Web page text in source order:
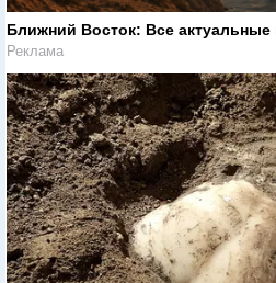
Ближний Восток: Все
Реклама